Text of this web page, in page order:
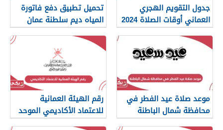
جدول التقويم الهجري
العماني أوقات الصلاة 2024
تحميل تطبيق دفع فاتورة
المياه ديم سلطنة عمان
موعد صلاة عيد الفطر في
محافظة شمال الباطنة
2024
رقم الهيئة العمانية
للاعتماد الأكاديمي الموحد